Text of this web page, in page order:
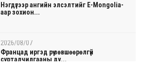
Нэгдүгээр ангийн элсэлтийг E-Mongolia-
аар зохион...
2026/08/07
Францад иргэд рүү зөвшөөрөлгүй
сурталчилгааны ду...